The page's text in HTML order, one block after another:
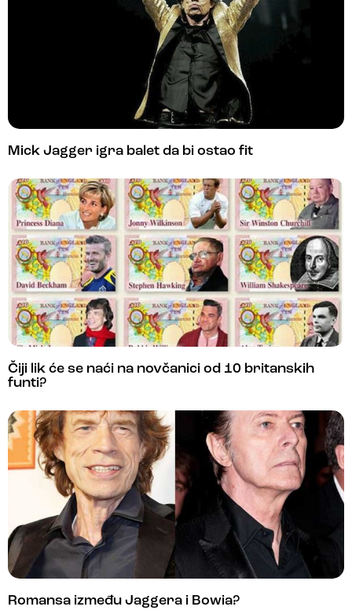
Mick Jagger igra balet da bi ostao fit
Čiji lik će se naći na novčanici od 10 britanskih
funti?
Romansa između Jaggera i Bowia?